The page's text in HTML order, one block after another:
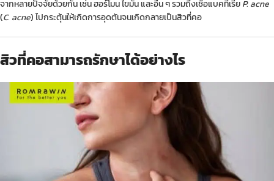
จากหลายปัจจัยด้วยกัน เช่น ฮอร์โมน ไขมัน และอื่น ๆ รวมถึงเชื้อแบคทีเรียP. acne
(C. acne) ไปกระตุ้นให้เกิดการอุดตันจนเกิดกลายเป็นสิวที่คอ
สิวที่คอสามารถรักษาได้อย่างไร